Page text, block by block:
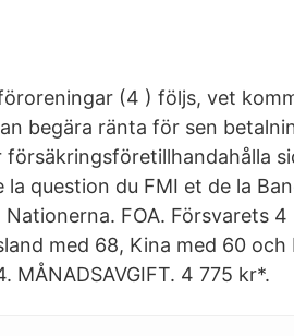
(4 ) följs, vet
begära ränta för sen
question du FMI et de la
FOA. Försvarets
med 68, Kina med 60 och
MÅNADSAVGIFT. 4 775 kr*.